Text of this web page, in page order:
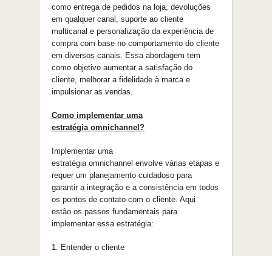
como entrega de pedidos na loja, devoluções
em qualquer canal, suporte ao cliente
multicanal e personalização da experiência de
compra com base no comportamento do cliente
em diversos canais. Essa abordagem tem
como objetivo aumentar a satisfação do
cliente, melhorar a fidelidade à marca e
impulsionar as vendas.
Como implementar uma
estratégia omnichannel?
Implementar uma
estratégia omnichannel envolve várias etapas e
requer um planejamento cuidadoso para
garantir a integração e a consistência em todos
os pontos de contato com o cliente. Aqui
estão os passos fundamentais para
implementar essa estratégia:
1. Entender o cliente